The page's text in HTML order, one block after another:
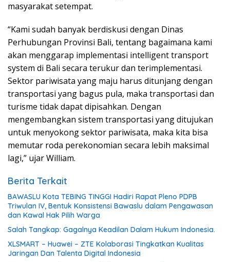
masyarakat setempat.
“Kami sudah banyak berdiskusi dengan Dinas
Perhubungan Provinsi Bali, tentang bagaimana kami
akan menggarap implementasi intelligent transport
system di Bali secara terukur dan terimplementasi.
Sektor pariwisata yang maju harus ditunjang dengan
transportasi yang bagus pula, maka transportasi dan
turisme tidak dapat dipisahkan. Dengan
mengembangkan sistem transportasi yang ditujukan
untuk menyokong sektor pariwisata, maka kita bisa
memutar roda perekonomian secara lebih maksimal
lagi,” ujar William.
Berita Terkait
BAWASLU Kota TEBING TINGGI Hadiri Rapat Pleno PDPB
Triwulan IV, Bentuk Konsistensi Bawaslu dalam Pengawasan
dan Kawal Hak Pilih Warga
Salah Tangkap: Gagalnya Keadilan Dalam Hukum Indonesia.
XLSMART – Huawei – ZTE Kolaborasi Tingkatkan Kualitas
Jaringan Dan Talenta Digital Indonesia